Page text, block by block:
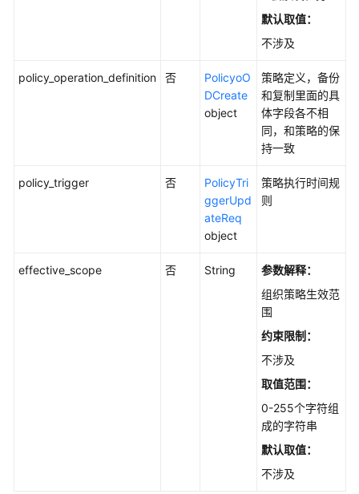
部
-
ListOrganizationPolicyDetail
默认取值：
不涉及
policy_operation_definition 否
PolicyoO
DCreate
object
策略定义，备份
和复制里面的具
体字段各不相
同，和策略的保
持一致
policy_trigger 否
PolicyTri
ggerUpd
ateReq
object
策略执行时间规
则
effective_scope 否 String
参数解释：
组织策略生效范
围
约束限制：
不涉及
取值范围：
0-255个字符组
成的字符串
默认取值：
不涉及